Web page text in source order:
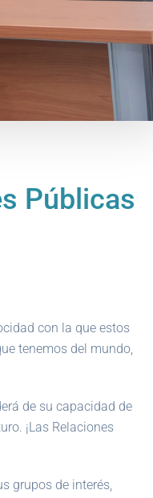
Públicas
con la que estos
tenemos del mundo,
de su capacidad de
¡Las Relaciones
grupos de interés,